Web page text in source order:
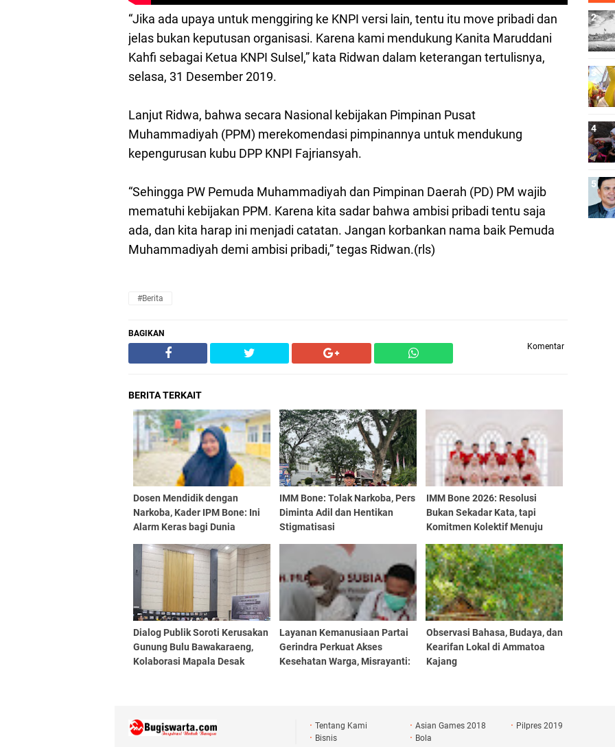
“Jika ada upaya untuk menggiring ke KNPI versi lain, tentu itu move pribadi dan
jelas bukan keputusan organisasi. Karena kami mendukung Kanita Maruddani
Kahfi sebagai Ketua KNPI Sulsel,” kata Ridwan dalam keterangan tertulisnya,
selasa, 31 Desember 2019.
Lanjut Ridwa, bahwa secara Nasional kebijakan Pimpinan Pusat
Muhammadiyah (PPM) merekomendasi pimpinannya untuk mendukung
kepengurusan kubu DPP KNPI Fajriansyah.
“Sehingga PW Pemuda Muhammadiyah dan Pimpinan Daerah (PD) PM wajib
mematuhi kebijakan PPM. Karena kita sadar bahwa ambisi pribadi tentu saja
ada, dan kita harap ini menjadi catatan. Jangan korbankan nama baik Pemuda
Muhammadiyah demi ambisi pribadi,” tegas Ridwan.(rls)
#Berita
BAGIKAN
Komentar
BERITA TERKAIT
Dosen Mendidik dengan
Narkoba, Kader IPM Bone: Ini
Alarm Keras bagi Dunia
IMM Bone: Tolak Narkoba, Pers
Diminta Adil dan Hentikan
Stigmatisasi
IMM Bone 2026: Resolusi
Bukan Sekadar Kata, tapi
Komitmen Kolektif Menuju
Dialog Publik Soroti Kerusakan
Gunung Bulu Bawakaraeng,
Kolaborasi Mapala Desak
Layanan Kemanusiaan Partai
Gerindra Perkuat Akses
Kesehatan Warga, Misrayanti:
Observasi Bahasa, Budaya, dan
Kearifan Lokal di Ammatoa
Kajang
Tentang Kami Asian Games 2018
Pilpres 2019
Bisnis
Bola